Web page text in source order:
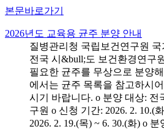
본문바로가기
2026년도 교육용 균주 분양 안내
질병관리청 국립보건연구원
전국 시&bull;도 보건환경연구
필요한 균주를 무상으로 분양
에서는 균주 목록을 참고하시
시기 바랍니다. o 분양 대상: 전
구원 o 신청 기간: 2026. 2. 10.(
2026. 2. 19.(목) ~ 6. 30.(화) o 분